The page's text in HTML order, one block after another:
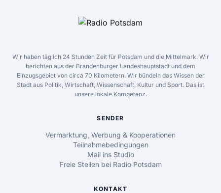
Wir haben täglich 24 Stunden Zeit für Potsdam und die Mittelmark. Wir
berichten aus der Brandenburger Landeshauptstadt und dem
Einzugsgebiet von circa 70 Kilometern. Wir bündeln das Wissen der
Stadt aus Politik, Wirtschaft, Wissenschaft, Kultur und Sport. Das ist
unsere lokale Kompetenz.
SENDER
Vermarktung, Werbung & Kooperationen
Teilnahmebedingungen
Mail ins Studio
Freie Stellen bei Radio Potsdam
KONTAKT